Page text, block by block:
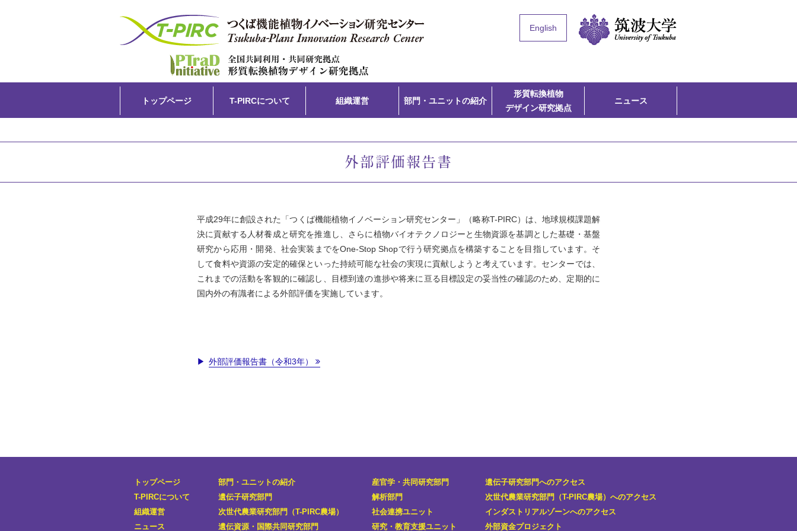
English
Skip
content
トップページ T-PIRCについて 組織運営 部門・ユニットの紹介
形質転換植物
デザイン研究拠点
ニュース
外部評価報告書
平成29年に創設された「つくば機能植物イノベーション研究センター」（略称T-PIRC）は、地球規模課題解
決に貢献する人材養成と研究を推進し、さらに植物バイオテクノロジーと生物資源を基調とした基礎・基盤
研究から応用・開発、社会実装までをOne-Stop Shopで行う研究拠点を構築することを目指しています。そ
して食料や資源の安定的確保といった持続可能な社会の実現に貢献しようと考えています。センターでは、
これまでの活動を客観的に確認し、目標到達の進捗や将来に亘る目標設定の妥当性の確認のため、定期的に
国内外の有識者による外部評価を実施しています。
外部評価報告書（令和3年）
トップページ
T-PIRCについて
組織運営
ニュース
部門・ユニットの紹介
遺伝子研究部門
次世代農業研究部門（T-PIRC農場）
遺伝資源・国際共同研究部門
産官学・共同研究部門
解析部門
社会連携ユニット
研究・教育支援ユニット
遺伝子研究部門へのアクセス
次世代農業研究部門
（T-PIRC農場）へのアクセス
インダストリアルゾーンへのアクセス
外部資金プロジェクト